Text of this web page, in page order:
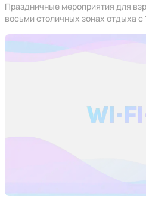
Праздничные мероприятия для
восьми столичных зонах отдыха с